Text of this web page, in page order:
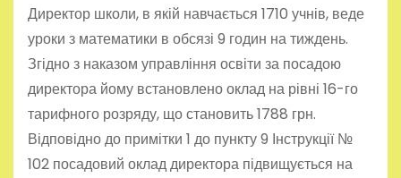
Директор школи, в якій навчається 1710 учнів, веде
уроки з математики в обсязі 9 годин на тиждень.
Згідно з наказом управління освіти за посадою
директора йому встановлено оклад на рівні 16-го
тарифного розряду, що становить 1788 грн.
Відповідно до примітки 1 до пункту 9 Інструкції №
102 посадовий оклад директора підвищується на